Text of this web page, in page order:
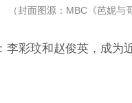
（封面图源：MBC《芭妮与
李彩玟和赵俊英，成为